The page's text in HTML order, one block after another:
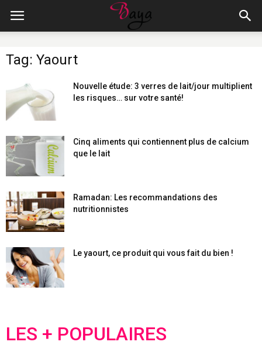
Tag: Yaourt
Nouvelle étude: 3 verres de lait/jour multiplient
les risques… sur votre santé!
Cinq aliments qui contiennent plus de calcium
que le lait
Ramadan: Les recommandations des
nutritionnistes
Le yaourt, ce produit qui vous fait du bien !
LES + POPULAIRES